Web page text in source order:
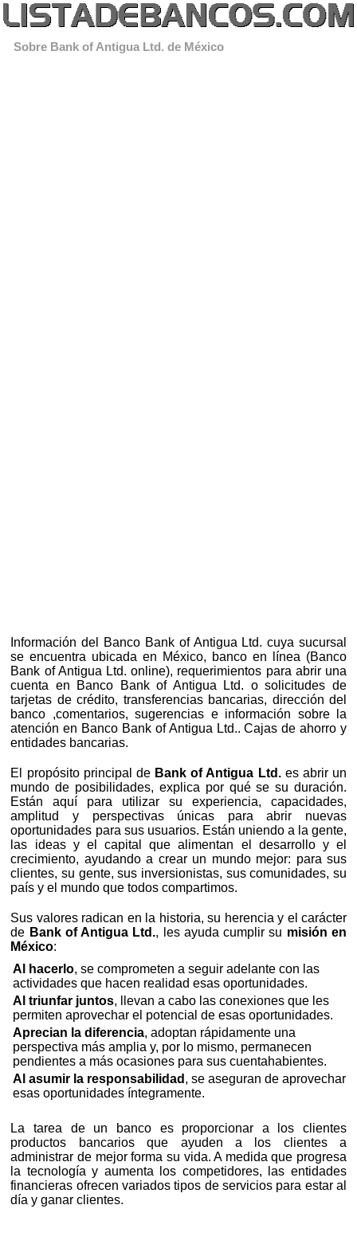
Sobre Bank of Antigua Ltd. de México
Información del Banco Bank of Antigua Ltd. cuya sucursal
se encuentra ubicada en México, banco en línea (Banco
Bank of Antigua Ltd. online), requerimientos para abrir una
cuenta en Banco Bank of Antigua Ltd. o solicitudes de
tarjetas de crédito, transferencias bancarias, dirección del
banco ,comentarios, sugerencias e información sobre la
atención en Banco Bank of Antigua Ltd.. Cajas de ahorro y
entidades bancarias.
El propósito principal de Bank of Antigua Ltd.es abrir un
mundo de posibilidades, explica por qué se su duración.
Están aquí para utilizar su experiencia, capacidades,
amplitud y perspectivas únicas para abrir nuevas
oportunidades para sus usuarios. Están uniendo a la gente,
las ideas y el capital que alimentan el desarrollo y el
crecimiento, ayudando a crear un mundo mejor: para sus
clientes, su gente, sus inversionistas, sus comunidades, su
país y el mundo que todos compartimos.
Sus valores radican en la historia, su herencia y el carácter
de Bank of Antigua Ltd., les ayuda cumplir su misión en
México:
Al hacerlo, se comprometen a seguir adelante con las
actividades que hacen realidad esas oportunidades.
Al triunfar juntos, llevan a cabo las conexiones que les
permiten aprovechar el potencial de esas oportunidades.
Aprecian la diferencia, adoptan rápidamente una
perspectiva más amplia y, por lo mismo, permanecen
pendientes a más ocasiones para sus cuentahabientes.
Al asumir la responsabilidad , se aseguran de aprovechar
esas oportunidades íntegramente.
La tarea de un banco es proporcionar a los clientes
productos bancarios que ayuden a los clientes a
administrar de mejor forma su vida. A medida que progresa
la tecnología y aumenta los competidores, las entidades
financieras ofrecen variados tipos de servicios para estar al
día y ganar clientes.